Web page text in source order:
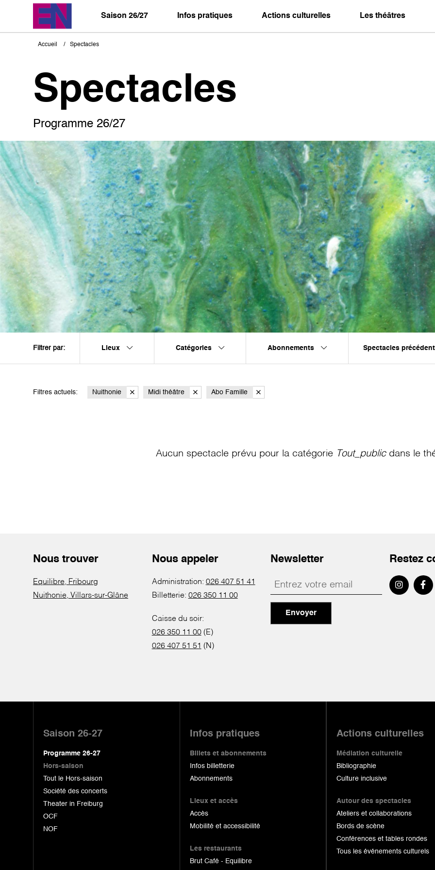
Saison 26/27 Infos pratiques Actions culturelles Les théâtres
Fil
Accueil Spectacles
Spectacles
Programme 26/27
Filtrer par: Lieux Catégories Abonnements Spectacles
Filtres actuels: Nuithonie Midi théâtre Abo Famille
Aucun spectacle prévu pour la catégorie Tout_publicdans le
Nous trouver
Equilibre, Fribourg
Nuithonie, Villars-sur-Glâne
Nous appeler
Administration: 026 407 51 41
Billetterie: 026 350 11 00
Caisse du soir:
026 350 11 00(E)
026 407 51 51 (N)
Newsletter
Envoyer
Restez
Saison 26-27
Programme 26-27
Hors-saison
Tout le Hors-saison
Société des concerts
Theater in Freiburg
OCF
NOF
Infos pratiques
Billets et abonnements
Infos billetterie
Abonnements
Lieux et accès
Accès
Mobilité et accessibilité
Les restaurants
Brut Café - Equilibre
Actions culturelles
Médiation culturelle
Bibliographie
Culture inclusive
Autour des spectacles
Ateliers et collaborations
Bords de scène
Conférences et tables rondes
Tous les événements culturels